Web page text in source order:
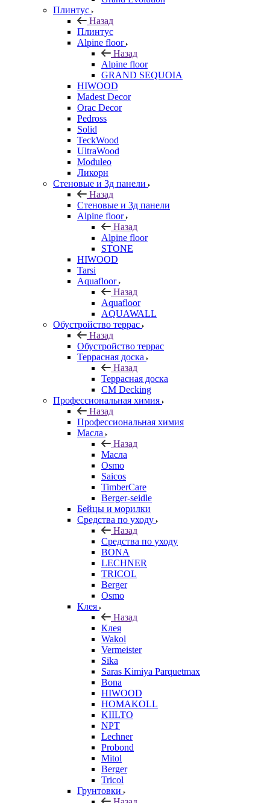
Плинтус
Назад
Плинтус
Alpine floor
Назад
Alpine floor
GRAND SEQUOIA
HIWOOD
Madest Decor
Orac Decor
Pedross
Solid
TeckWood
UltraWood
Moduleo
Ликорн
Стеновые и 3д панели
Назад
Стеновые и 3д панели
Alpine floor
Назад
Alpine floor
STONE
HIWOOD
Tarsi
Aquafloor
Назад
Aquafloor
AQUAWALL
Обустройство террас
Назад
Обустройство террас
Террасная доска
Назад
Террасная доска
CM Decking
Профессиональная химия
Назад
Профессиональная химия
Масла
Назад
Масла
Osmo
Saicos
TimberCare
Berger-seidle
Бейцы и морилки
Средства по уходу
Назад
Средства по уходу
BONA
LECHNER
TRICOL
Berger
Osmo
Клея
Назад
Клея
Wakol
Vermeister
Sika
Saras Kimiya Parquetmax
Bona
HIWOOD
HOMAKOLL
KIILTO
NPT
Lechner
Probond
Mitol
Berger
Tricol
Грунтовки